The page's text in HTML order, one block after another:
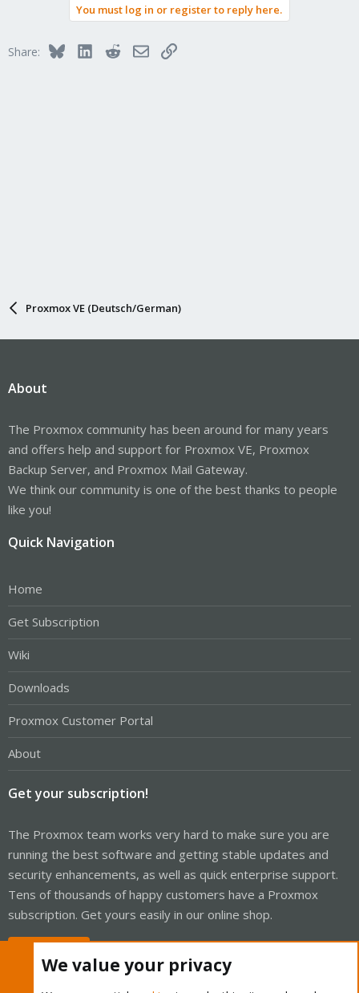
You must log in or register to reply here.
Share: BlueskyLinkedInRedditEmailLink
Proxmox VE (Deutsch/German)
About
The Proxmox community has been around for many years
and offers help and support for Proxmox VE, Proxmox
Backup Server, and Proxmox Mail Gateway.
We think our community is one of the best thanks to people
like you!
Quick Navigation
Home
Get Subscription
Wiki
Downloads
Proxmox Customer Portal
About
Get your subscription!
The Proxmox team works very hard to make sure you are
running the best software and getting stable updates and
security enhancements, as well as quick enterprise support.
Tens of thousands of happy customers have a Proxmox
subscription. Get yours easily in our online shop.
We value your privacy